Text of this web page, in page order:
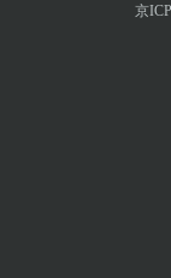
京